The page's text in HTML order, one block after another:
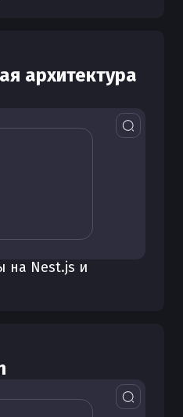
архитектура
на Nest.js и